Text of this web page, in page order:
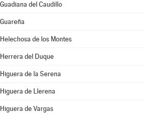
Guadiana del Caudillo
Guareña
Helechosa de los Montes
Herrera del Duque
Higuera de la Serena
Higuera de Llerena
Higuera de Vargas